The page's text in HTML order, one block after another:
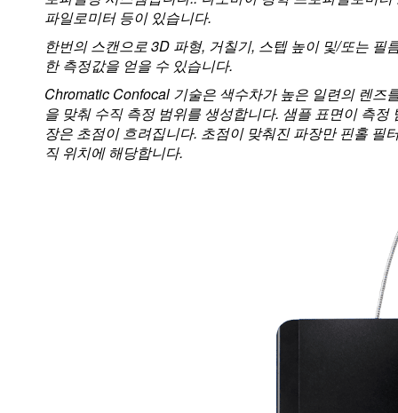
파일로미터 등이 있습니다.
한번의 스캔으로 3D 파형, 거칠기, 스텝 높이 및/또는
한 측정값을 얻을 수 있습니다.
Chromatic Confocal 기술은 색수차가 높은 일련의 렌즈
을 맞춰 수직 측정 범위를 생성합니다. 샘플 표면이 측
장은 초점이 흐려집니다. 초점이 맞춰진 파장만 핀홀
직 위치에 해당합니다.